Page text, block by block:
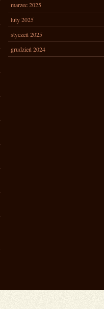
marzec 2025
luty 2025
styczeń 2025
grudzień 2024